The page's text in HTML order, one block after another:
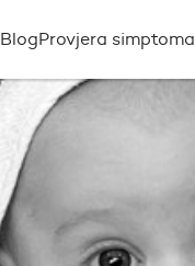
BlogProvjera simptoma